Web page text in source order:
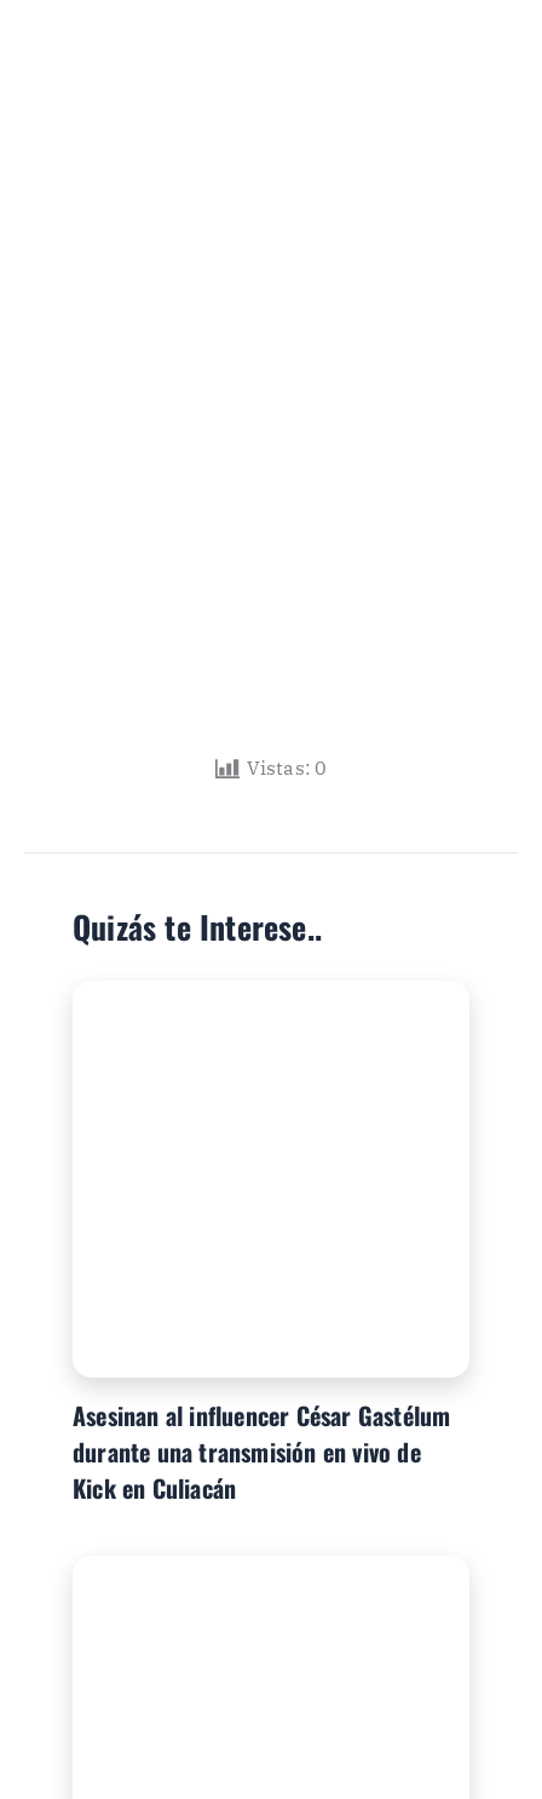
Vistas: 0
Quizás te Interese..
Asesinan al influencer César Gastélum
durante una transmisión en vivo de
Kick en Culiacán